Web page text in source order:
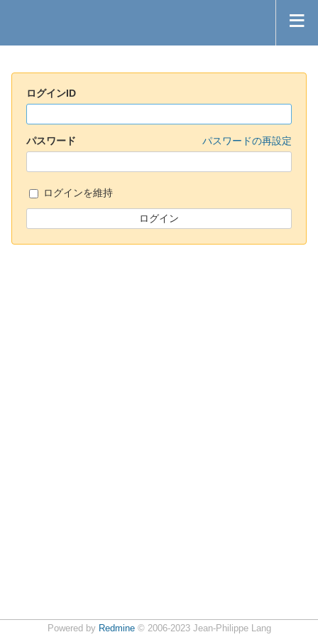
ログインID
パスワード パスワードの再設定
ログインを維持
Powered by Redmine© 2006-2023 Jean-Philippe Lang